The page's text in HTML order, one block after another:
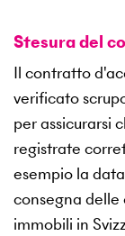
Stesura del
Il contratto
verificato
per assicurarsi
registrate
esempio la
consegna delle
immobili in